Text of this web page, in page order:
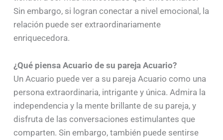
Sin embargo, si logran conectar a nivel emocional, la
relación puede ser extraordinariamente
enriquecedora.
¿Qué piensa Acuario de su pareja Acuario?
Un Acuario puede ver a su pareja Acuario como una
persona extraordinaria, intrigante y única. Admira la
independencia y la mente brillante de su pareja, y
disfruta de las conversaciones estimulantes que
comparten. Sin embargo, también puede sentirse